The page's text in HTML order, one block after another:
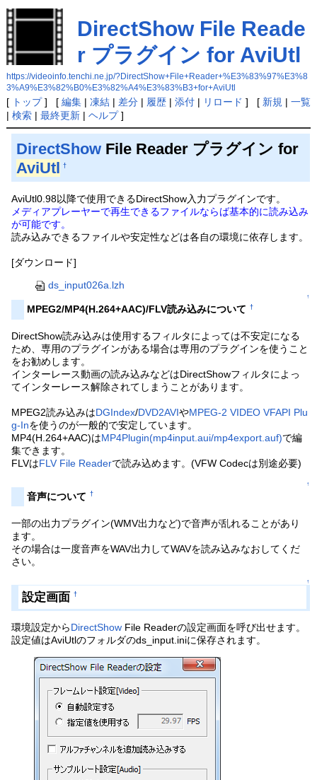
DirectShow File Reade
r プラグイン for AviUtl
https://videoinfo.tenchi.ne.jp/?DirectShow+File+Reader+%E3%83%97%E3%8
3%A9%E3%82%B0%E3%82%A4%E3%83%B3+for+AviUtl
[ トップ] [ 編集| 凍結| 差分| 履歴| 添付| リロード ] [ 新規 | 一覧
| 検索| 最終更新| ヘルプ]
DirectShowFile Reader プラグイン for
AviUtl †
AviUtl0.98以降で使用できるDirectShow入力プラグインです。
メディアプレーヤーで再生できるファイルならば基本的に読み込み
が可能です。
読み込みできるファイルや安定性などは各自の環境に依存します。
[ダウンロード]
ds_input026a.lzh
↑
MPEG2/MP4(H.264+AAC)/FLV読み込みについて †
DirectShow読み込みは使用するフィルタによっては不安定になる
ため、専用のプラグインがある場合は専用のプラグインを使うこと
をお勧めします。
インターレース動画の読み込みなどはDirectShowフィルタによっ
てインターレース解除されてしまうことがあります。
MPEG2読み込みはDGIndex/DVD2AVIやMPEG-2 VIDEO VFAPI Plu
g-Inを使うのが一般的で安定しています。
MP4(H.264+AAC)はMP4Plugin(mp4input.aui/mp4export.auf)で編
集できます。
FLVはFLV File Readerで読み込めます。(VFW Codecは別途必要)
↑
音声について †
一部の出力プラグイン(WMV出力など)で音声が乱れることがあり
ます。
その場合は一度音声をWAV出力してWAVを読み込みなおしてくだ
さい。
↑
設定画面 †
環境設定からDirectShow File Readerの設定画面を呼び出せます。
設定値はAviUtlのフォルダのds_input.iniに保存されます。